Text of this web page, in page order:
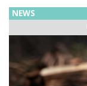
NEWS